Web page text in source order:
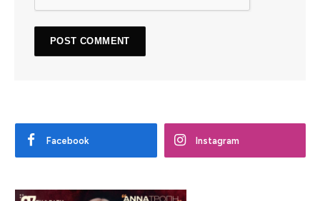
Facebook Instagram